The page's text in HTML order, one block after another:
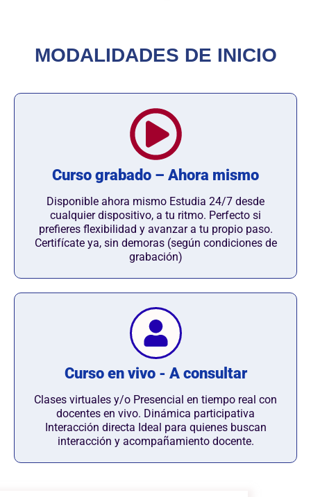
MODALIDADES DE INICIO
Curso grabado – Ahora mismo
Disponible ahora mismo Estudia 24/7 desde
cualquier dispositivo, a tu ritmo. Perfecto si
prefieres flexibilidad y avanzar a tu propio paso.
Certifícate ya, sin demoras (según condiciones de
grabación)
Curso en vivo - A consultar
Clases virtuales y/o Presencial en tiempo real con
docentes en vivo. Dinámica participativa
Interacción directa Ideal para quienes buscan
interacción y acompañamiento docente.